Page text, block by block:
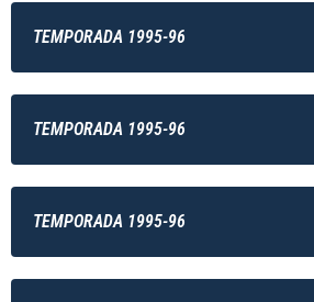
TEMPORADA 1995-96
TEMPORADA 1995-96
TEMPORADA 1995-96